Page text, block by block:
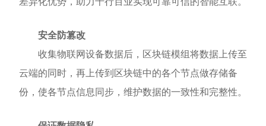
安全防篡改
收集物联网设备数据后，区块链模组将数据上传至
云端的同时，再上传到区块链中的各个节点做存储备
份，使各节点信息同步，维护数据的一致性和完整性。